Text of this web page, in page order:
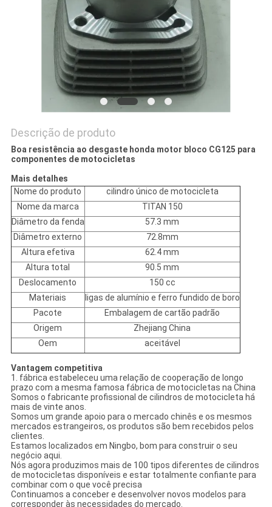
PRIVACY
POLICY
Descrição de produto
Boa resistência ao desgaste honda motor bloco CG125 para
componentes de motocicletas
Mais detalhes
Nome do produto
cilindro único de motocicleta
Nome da marca
TITAN 150
Diâmetro da fenda
57.3 mm
Diâmetro externo
72.8mm
Altura efetiva
62.4 mm
Altura total
90.5 mm
Deslocamento
150 cc
Materiais
ligas de alumínio e ferro fundido de boro
Pacote
Embalagem de cartão padrão
Origem
Zhejiang China
Oem
aceitável
Vantagem competitiva
1. fábrica estabeleceu uma relação de cooperação de longo
prazo com a mesma famosa fábrica de motocicletas na China
Somos o fabricante profissional de cilindros de motocicleta há
mais de vinte anos.
Somos um grande apoio para o mercado chinês e os mesmos
mercados estrangeiros, os produtos são bem recebidos pelos
clientes.
Estamos localizados em Ningbo, bom para construir o seu
negócio aqui.
Nós agora produzimos mais de 100 tipos diferentes de cilindros
de motocicletas disponíveis e estar totalmente confiante para
combinar com o que você precisa
Continuamos a conceber e desenvolver novos modelos para
corresponder às necessidades do mercado.